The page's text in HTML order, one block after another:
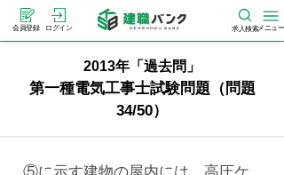
会員登録 ログイン 求人検索メニュー
2013年「過去問」
第一種電気工事士試験問題（問題
34/50）
⑤に示す建物の屋内には、高圧ケ